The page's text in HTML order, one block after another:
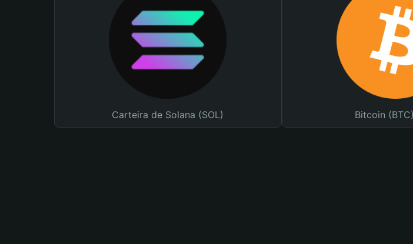
Carteira de Solana (SOL) Bitcoin